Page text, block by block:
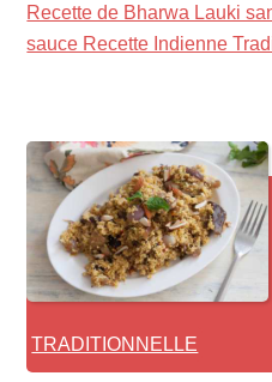
Recette de Bharwa Lauki
sauce Recette Indienne
TRADITIONNELLE